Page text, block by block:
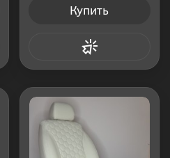
Купить